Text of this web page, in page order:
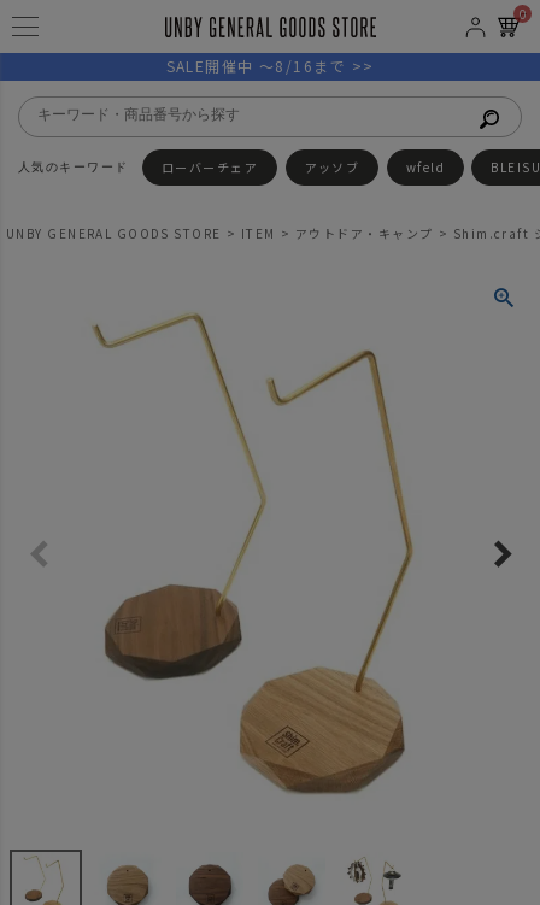
0
SALE開催中 ～8/16まで >>
ローバーチェア アッソブ wfeld
UNBY GENERAL GOODS STORE ITEM アウトドア・キャンプ Shim.craft